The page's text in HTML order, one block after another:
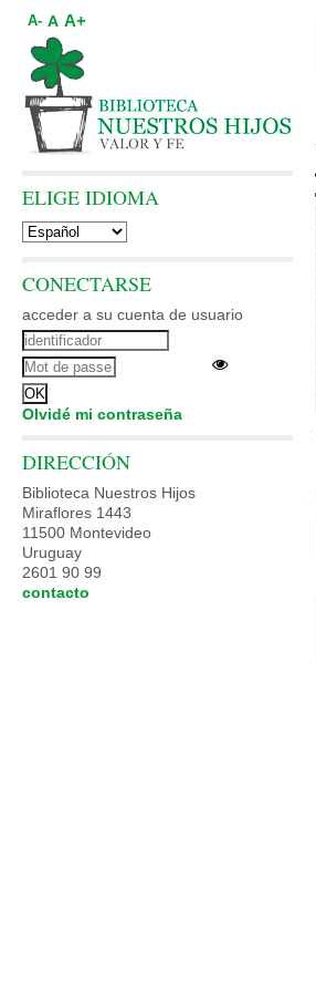
A- A A+
ELIGE IDIOMA
CONECTARSE
acceder a su cuenta de usuario
Olvidé mi contraseña
DIRECCIÓN
Biblioteca Nuestros Hijos
Miraflores 1443
11500 Montevideo
Uruguay
2601 90 99
contacto